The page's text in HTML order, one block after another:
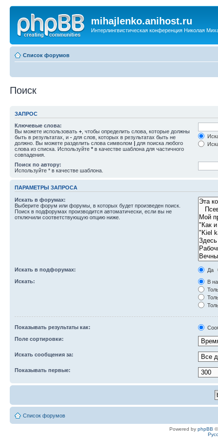
mihajlenko.anihost.ru
Интерлингвистическая конференция Николая
Список форумов
Поиск
ЗАПРОС
Ключевые слова:
Вы можете использовать + , чтобы определить слова, которые должны
быть в результатах, и - для слов, которых в результатах быть не
должно. Вы можете разделить слова символом | для поиска любого
слова из списка. Используйте * в качестве шаблона для частичного
совпадения.
Поиск по автору:
Используйте * в качестве шаблона.
ПАРАМЕТРЫ ЗАПРОСА
Искать в форумах:
Выберите форум или форумы, в которых будет произведен поиск.
Поиск в подфорумах производится автоматически, если вы не
отключили соответствующую опцию ниже.
Искать в подфорумах:
Да
Искать:
В
Показывать результаты как:
Поле сортировки:
Искать сообщения за:
Показывать первые:
Список форумов
Powered by phpBB